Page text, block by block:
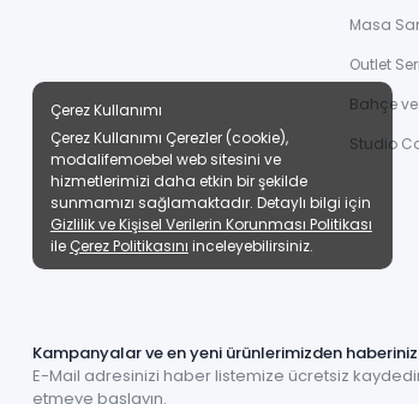
Masa
Outlet
Bahçe
Studio
Kampanyalar ve en yeni ürünlerimizden
E-Mail adresinizi haber listemize ücretsiz
etmeye başlayın.
Çerez Kullanımı
Çerez Kullanımı Çerezler (cookie),
modalifemoebel web sitesini ve
hizmetlerimizi daha etkin bir şekilde
sunmamızı sağlamaktadır. Detaylı bilgi için
Gizlilik ve Kişisel Verilerin Korunması Politikası
ile Çerez Politikasını inceleyebilirsiniz.